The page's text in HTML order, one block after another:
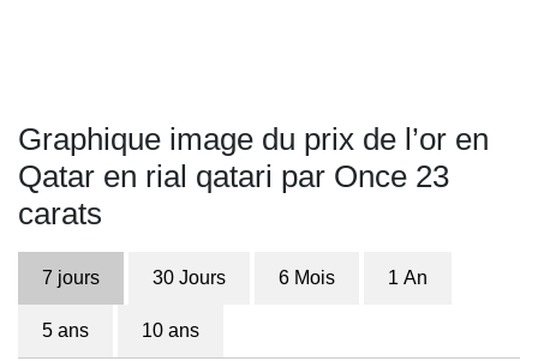
Graphique image du prix de l’or en
Qatar en rial qatari par Once 23
carats
7 jours 30 Jours 6 Mois 1 An
5 ans 10 ans